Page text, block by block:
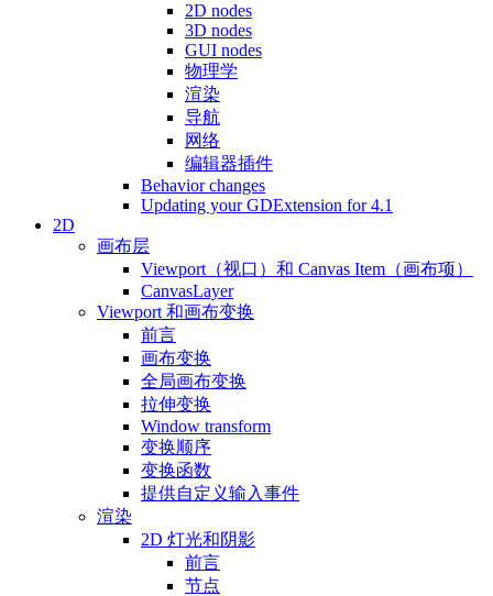
2D nodes
3D nodes
GUI nodes
物理学
渲染
导航
网络
编辑器插件
Behavior changes
Updating your GDExtension for 4.1
2D
画布层
Viewport（视口）和 Canvas Item（画布项）
CanvasLayer
Viewport 和画布变换
前言
画布变换
全局画布变换
拉伸变换
Window transform
变换顺序
变换函数
提供自定义输入事件
渲染
2D 灯光和阴影
前言
节点